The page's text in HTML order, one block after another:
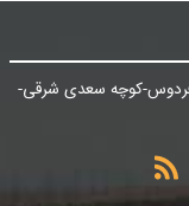
فردوس-کوچه سعدی شرقی-